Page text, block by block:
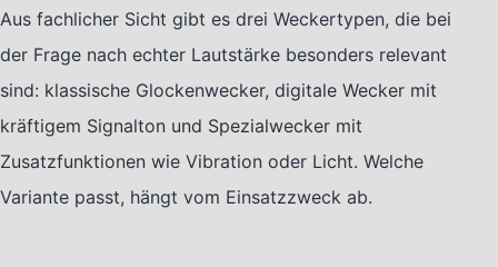
Aus fachlicher Sicht gibt es drei Weckertypen, die bei
der Frage nach echter Lautstärke besonders relevant
sind: klassische Glockenwecker, digitale Wecker mit
kräftigem Signalton und Spezialwecker mit
Zusatzfunktionen wie Vibration oder Licht. Welche
Variante passt, hängt vom Einsatzzweck ab.